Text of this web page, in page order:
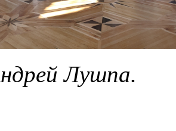
Лушпа.